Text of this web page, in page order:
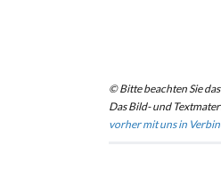
© Bitte beachten Sie
Das Bild- und
vorher mit uns in